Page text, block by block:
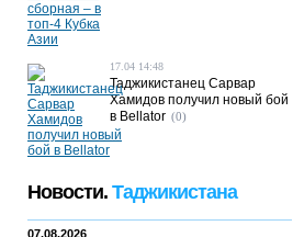
17.04 14:48
Таджикистанец Сарвар
Хамидов получил новый бой
в Bellator (0)
Новости. Таджикистана
07.08.2026